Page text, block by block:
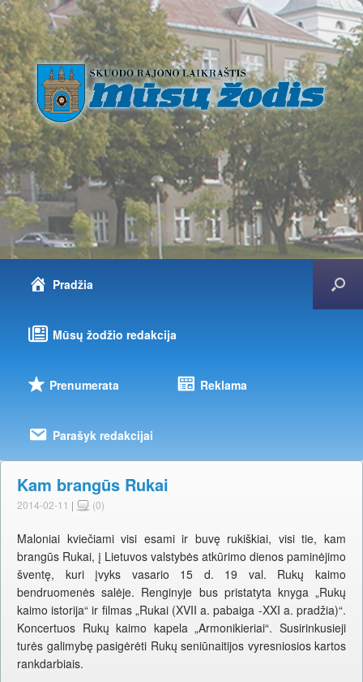
Pradžia
Mūsų žodžio redakcija
Prenumerata Reklama
Parašyk redakcijai
Kam brangūs Rukai
2014-02-11 | (0)
Maloniai kviečiami visi esami ir buvę rukiškiai, visi tie, kam
brangūs Rukai, į Lietuvos valstybės atkūrimo dienos paminėjimo
šventę, kuri įvyks vasario 15 d. 19 val. Rukų kaimo
bendruomenės salėje. Renginyje bus pristatyta knyga „Rukų
kaimo istorija“ ir filmas „Rukai (XVII a. pabaiga -XXI a. pradžia)“.
Koncertuos Rukų kaimo kapela „Armonikieriai“. Susirinkusieji
turės galimybę pasigėrėti Rukų seniūnaitijos vyresniosios kartos
rankdarbiais.